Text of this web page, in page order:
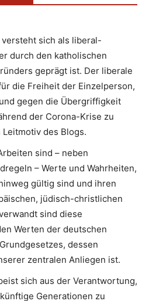
sich als liberal-
durch den katholischen
geprägt ist. Der liberale
die Freiheit der Einzelperson,
gegen die Übergriffigkeit
der Corona-Krise zu
des Blogs.
sind – neben
– Werte und Wahrheiten,
gültig sind und ihren
jüdisch-christlichen
sind diese
Werten der deutschen
dessen
zentralen Anliegen ist.
sich aus der Verantwortung,
Generationen zu